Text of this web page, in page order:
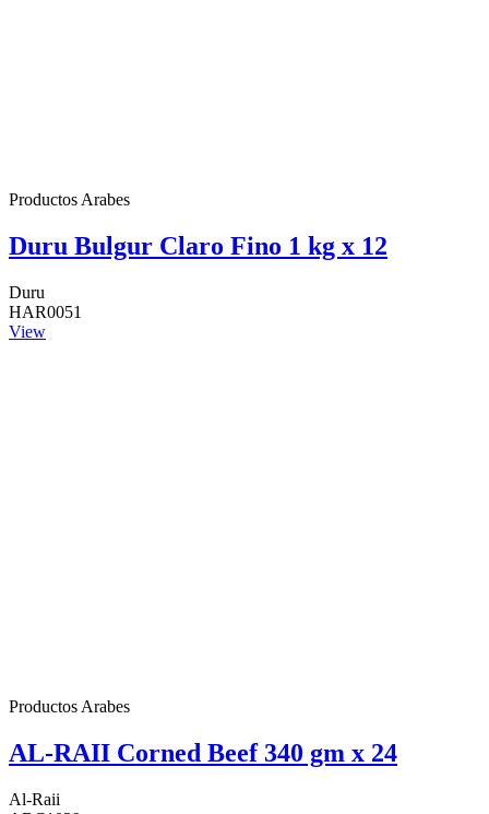
Productos Arabes
Duru Bulgur Claro Fino 1 kg x 12
Duru
HAR0051
View
Productos Arabes
AL-RAII Corned Beef 340 gm x 24
Al-Raii